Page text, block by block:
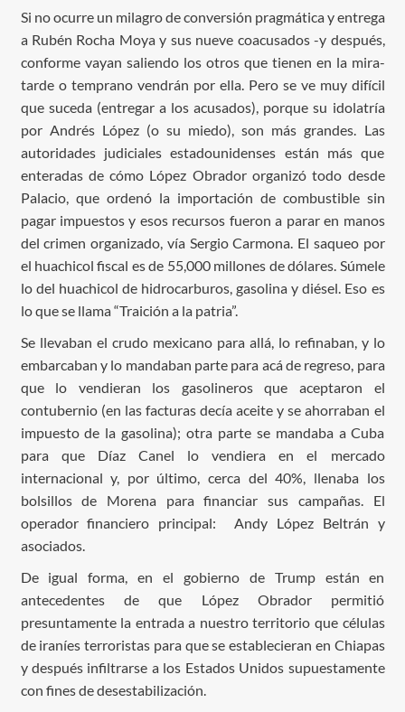
Si no ocurre un milagro de conversión pragmática y entrega
a Rubén Rocha Moya y sus nueve coacusados -y después,
conforme vayan saliendo los otros que tienen en la mira-
tarde o temprano vendrán por ella. Pero se ve muy difícil
que suceda (entregar a los acusados), porque su idolatría
por Andrés López (o su miedo), son más grandes. Las
autoridades judiciales estadounidenses están más que
enteradas de cómo López Obrador organizó todo desde
Palacio, que ordenó la importación de combustible sin
pagar impuestos y esos recursos fueron a parar en manos
del crimen organizado, vía Sergio Carmona. El saqueo por
el huachicol fiscal es de 55,000 millones de dólares. Súmele
lo del huachicol de hidrocarburos, gasolina y diésel. Eso es
lo que se llama “Traición a la patria”.
Se llevaban el crudo mexicano para allá, lo refinaban, y lo
embarcaban y lo mandaban parte para acá de regreso, para
que lo vendieran los gasolineros que aceptaron el
contubernio (en las facturas decía aceite y se ahorraban el
impuesto de la gasolina); otra parte se mandaba a Cuba
para que Díaz Canel lo vendiera en el mercado
internacional y, por último, cerca del 40%, llenaba los
bolsillos de Morena para financiar sus campañas. El
operador financiero principal: Andy López Beltrán y
asociados.
De igual forma, en el gobierno de Trump están en
antecedentes de que López Obrador permitió
presuntamente la entrada a nuestro territorio que células
de iraníes terroristas para que se establecieran en Chiapas
y después infiltrarse a los Estados Unidos supuestamente
con fines de desestabilización.